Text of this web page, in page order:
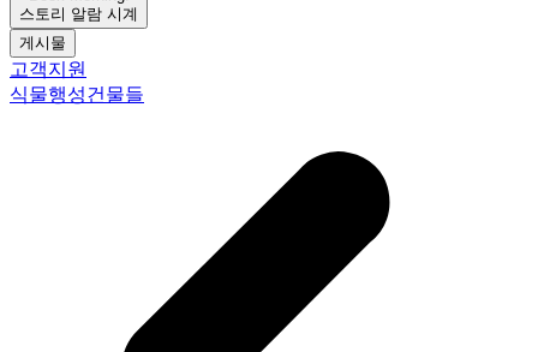
스토리 알람 시계
게시물
고객지원
식물행성건물들